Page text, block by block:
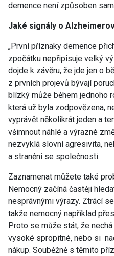
demence není způsoben
Jaké signály o
„První příznaky demence
zpočátku nepřipisuje velký
dojde k závěru, že jde jen o
z prvních projevů bývají
blízký může během jednoho
která už byla zodpovězena,
vyprávět několikrát jeden a
všimnout náhlé a výrazné
nezvyklá slovní agresivita,
a stranění se společnosti.
Zaznamenat můžete také
Nemocný začíná častěji
nesprávnými výrazy. Ztrácí
takže nemocný například
Proto se může stát, že
vysoké spropitné, nebo si
nákup. Souběžně s těmito